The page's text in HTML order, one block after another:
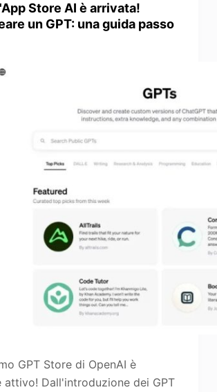
Store AI è arrivata!
un GPT: una guida passo
GPT Store di OpenAI è
attivo! Dall'introduzione dei GPT